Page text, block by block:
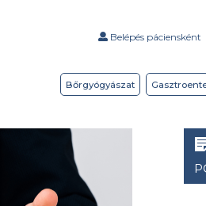
Belépés páciensként
Bőrgyógyászat